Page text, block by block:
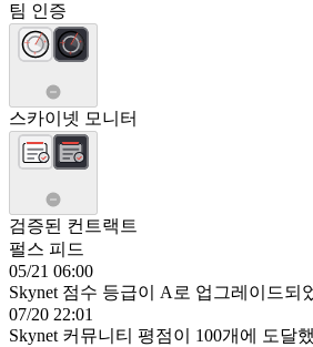
팀 인증
스카이넷 모니터
검증된 컨트랙트
펄스 피드
05/21 06:00
Skynet 점수 등급이 A로 업그레이드되
07/20 22:01
Skynet 커뮤니티 평점이 100개에 도달